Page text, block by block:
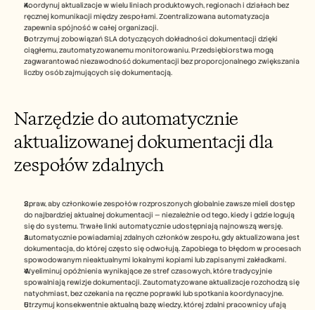
Koordynuj aktualizacje w wielu liniach produktowych, regionach i działach bez
ręcznej komunikacji między zespołami. Zcentralizowana automatyzacja
zapewnia spójność w całej organizacji.
Dotrzymuj zobowiązań SLA dotyczących dokładności dokumentacji dzięki
ciągłemu, zautomatyzowanemu monitorowaniu. Przedsiębiorstwa mogą
zagwarantować niezawodność dokumentacji bez proporcjonalnego zwiększania
liczby osób zajmujących się dokumentacją.
Narzędzie do automatycznie
aktualizowanej dokumentacji dla
zespołów zdalnych
Spraw, aby członkowie zespołów rozproszonych globalnie zawsze mieli dostęp
do najbardziej aktualnej dokumentacji — niezależnie od tego, kiedy i gdzie logują
się do systemu. Trwałe linki automatycznie udostępniają najnowszą wersję.
Automatycznie powiadamiaj zdalnych członków zespołu, gdy aktualizowana jest
dokumentacja, do której często się odwołują. Zapobiega to błędom w procesach
spowodowanym nieaktualnymi lokalnymi kopiami lub zapisanymi zakładkami.
Wyeliminuj opóźnienia wynikające ze stref czasowych, które tradycyjnie
spowalniają rewizje dokumentacji. Zautomatyzowane aktualizacje rozchodzą się
natychmiast, bez czekania na ręczne poprawki lub spotkania koordynacyjne.
Utrzymuj konsekwentnie aktualną bazę wiedzy, której zdalni pracownicy ufają